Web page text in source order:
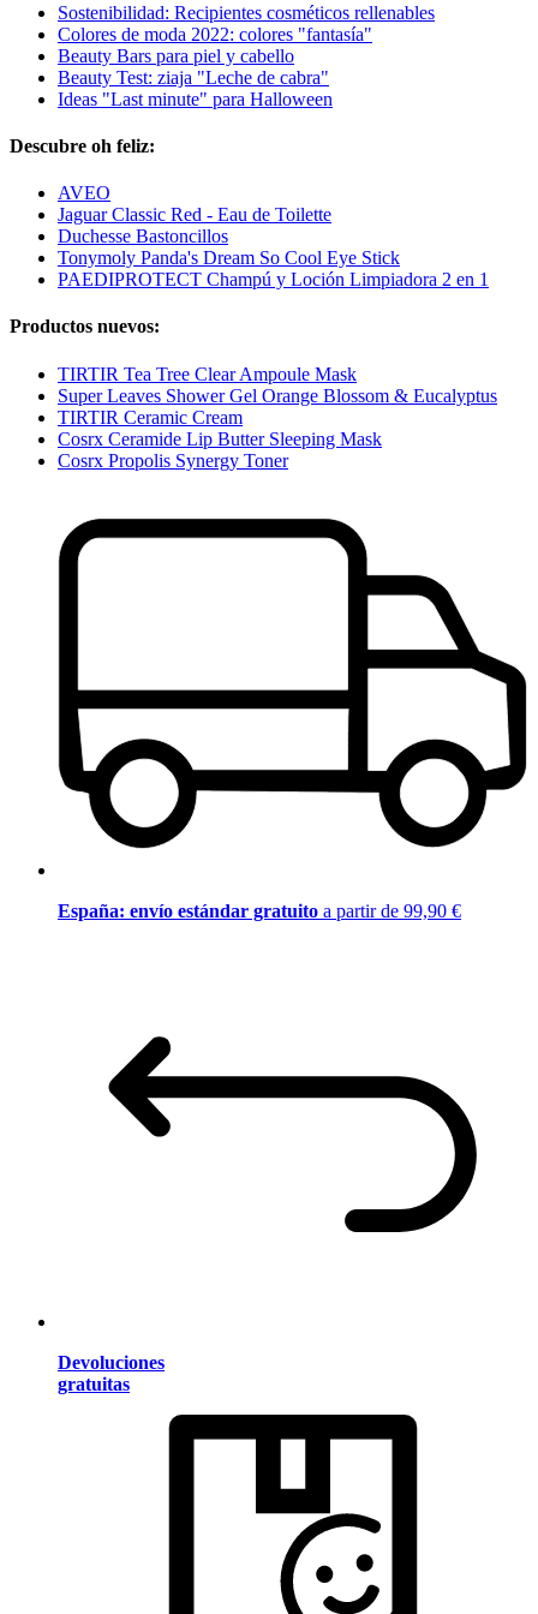
Sostenibilidad: Recipientes cosméticos rellenables
Colores de moda 2022: colores "fantasía"
Beauty Bars para piel y cabello
Beauty Test: ziaja "Leche de cabra"
Ideas "Last minute" para Halloween
Descubre oh feliz:
AVEO
Jaguar Classic Red - Eau de Toilette
Duchesse Bastoncillos
Tonymoly Panda's Dream So Cool Eye Stick
PAEDIPROTECT Champú y Loción Limpiadora 2 en 1
Productos nuevos:
TIRTIR Tea Tree Clear Ampoule Mask
Super Leaves Shower Gel Orange Blossom & Eucalyptus
TIRTIR Ceramic Cream
Cosrx Ceramide Lip Butter Sleeping Mask
Cosrx Propolis Synergy Toner
España: envío estándar gratuito a partir de 99,90 €
Devoluciones
gratuitas